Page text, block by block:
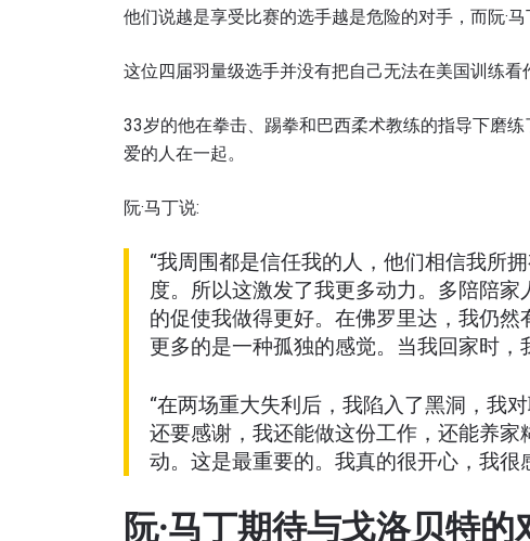
他们说越是享受比赛的选手越是危险的对手，而阮·马
这位四届羽量级选手并没有把自己无法在美国训练看
33岁的他在拳击、踢拳和巴西柔术教练的指导下磨
爱的人在一起。
阮·马丁说:
“我周围都是信任我的人，他们相信我所
度。所以这激发了我更多动力。多陪陪
的促使我做得更好。在佛罗里达，我仍然
更多的是一种孤独的感觉。当我回家时，
“在两场重大失利后，我陷入了黑洞，我
还要感谢，我还能做这份工作，还能养
动。这是最重要的。我真的很开心，我很
阮·马丁期待与戈洛贝特的